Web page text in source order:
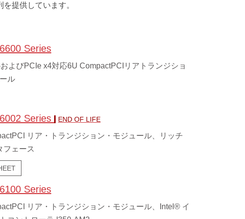
提供しています。
Series
よびPCIe x4対応6U CompactPCIリアトランジショ
ル
Series END OF LIFE
リア・トランジション・モジュール、リッチ
フェース
Series
リア・トランジション・モジュール、Intel® イ